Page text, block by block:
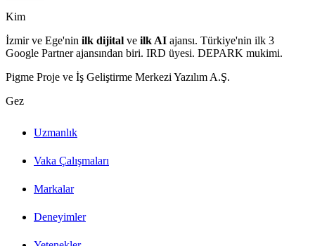
Kim
İzmir ve Ege'nin ilk dijital ve ilk AI ajansı. Türkiye'nin ilk 3
Google Partner ajansından biri. IRD üyesi. DEPARK mukimi.
Pigme Proje ve İş Geliştirme Merkezi Yazılım A.Ş.
Gez
Uzmanlık
Vaka Çalışmaları
Markalar
Deneyimler